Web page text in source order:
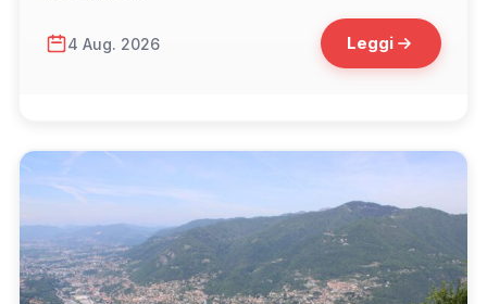
4 Aug. 2026 Leggi